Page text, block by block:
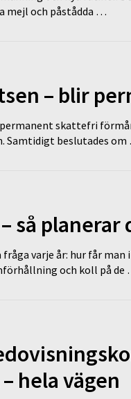
mejl och påstådda …
– blir
skattefri
Samtidigt beslutades
så planerar
varje år: hur får
och koll på de
hela vägen